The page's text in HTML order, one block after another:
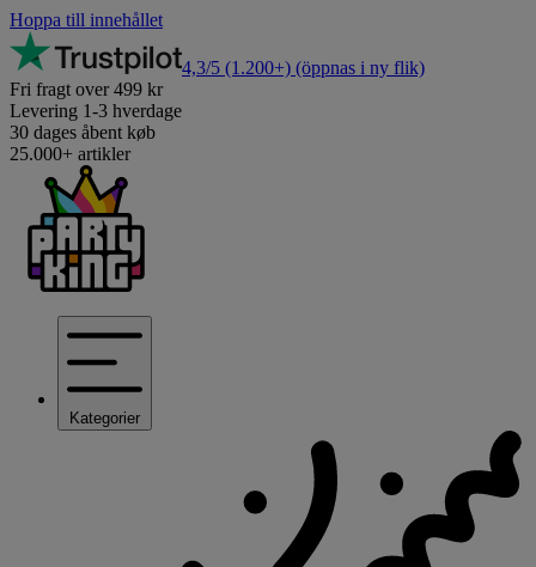
Hoppa till innehållet
4,3/5 (1.200+) (öppnas i ny flik)
Fri fragt over 499 kr
Levering 1-3 hverdage
30 dages åbent køb
25.000+ artikler
Kategorier